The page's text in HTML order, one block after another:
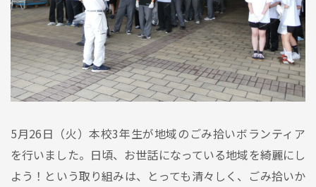
5月26日（火）本校3年生が地域のごみ拾いボランティア
を行いました。日頃、お世話になっている地域を綺麗にし
よう！という取り組みは、とっても清々しく、ごみ拾いか